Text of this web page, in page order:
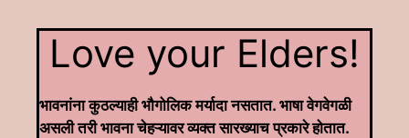
Love your Elders!
भावनांना कुठल्याही भौगोलिक मर्यादा नसतात. भाषा वेगवेगळी
असली तरी भावना चेहऱ्यावर व्यक्त सारख्याच प्रकारे होतात.